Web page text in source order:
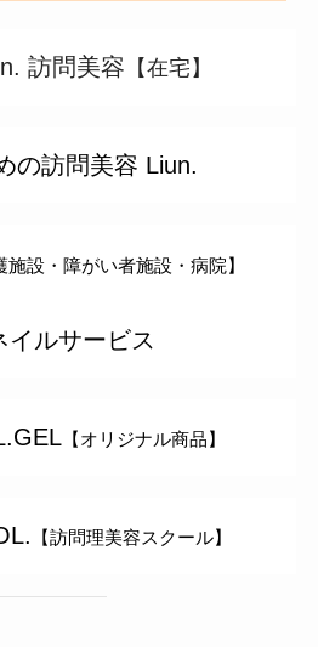
訪問美容 【在宅】
の訪問美容 Liun.
設・障がい者施設・病院】
イルサービス
【オリジナル商品】
【訪問理美容スクール】